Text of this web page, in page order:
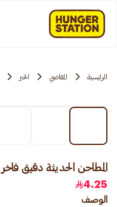
الرئيسية المقاضي الخبر
المطاحن الحديثة دقيق فاخر 1كيلو
4.25
الوصف